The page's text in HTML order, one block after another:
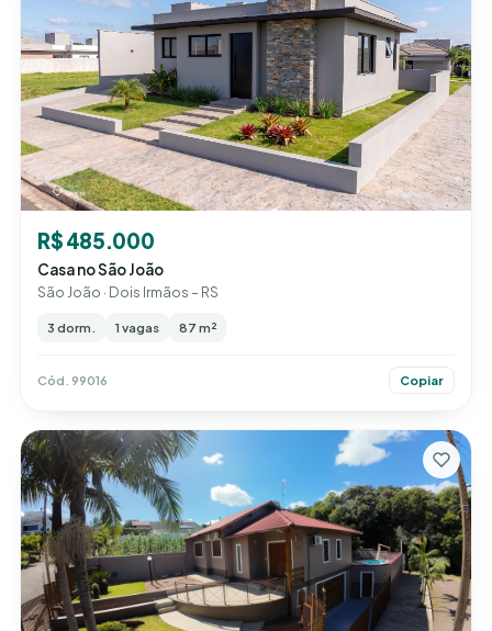
R$ 485.000
Casa no São João
São João · Dois Irmãos – RS
3 dorm. 1 vagas 87 m²
Cód. 99016 Copiar